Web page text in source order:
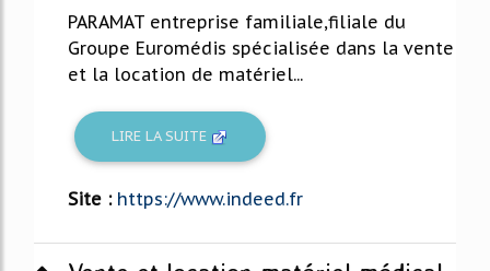
PARAMAT entreprise familiale,filiale du
Groupe Euromédis spécialisée dans la vente
et la location de matériel...
LIRE LA SUITE
Site : https://www.indeed.fr